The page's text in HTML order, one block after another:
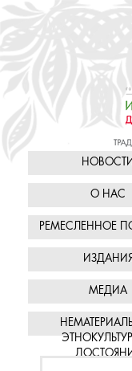
О НАС
РЕМЕСЛЕННОЕ
МЕДИА